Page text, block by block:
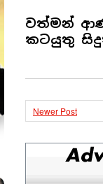
වත්මන්
කටයුතු
Newer Post